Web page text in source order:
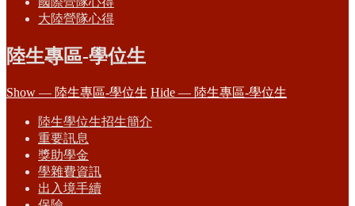
大陸營隊心得
陸生專區-學位生
Show — 陸生專區-學位生 Hide — 陸生專區-學位生
陸生學位生招生簡介
重要訊息
獎助學金
學雜費資訊
出入境手續